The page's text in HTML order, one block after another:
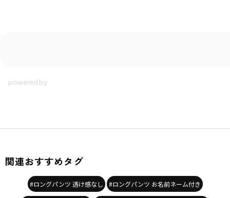
関連おすすめタグ
#ロングパンツ 透け感なし #ロングパンツ お名前ネーム付き